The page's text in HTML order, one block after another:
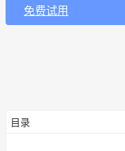
免费试用
目录